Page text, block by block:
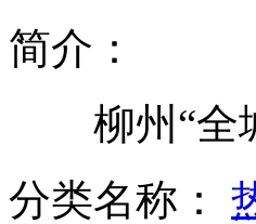
实拍悍妇公交车上出手爆
简介：
柳州“全城
分类名称：